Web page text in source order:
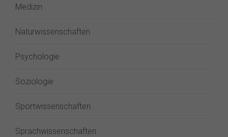
Medizin
Naturwissenschaften
Psychologie
Soziologie
Sportwissenschaften
Sprachwissenschaften